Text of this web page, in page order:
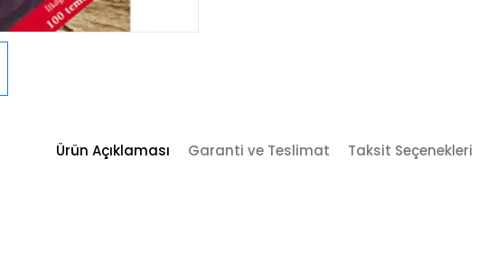
Ürün Açıklaması Garanti ve Teslimat Taksit Seçenekleri